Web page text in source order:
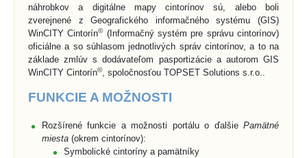
náhrobkov a digitálne mapy cintorínov sú, alebo boli
zverejnené z Geografického informačného systému (GIS)
WinCITY Cintorín©(Informačný systém pre správu cintorínov)
oficiálne a so súhlasom jednotlivých správ cintorínov, a to na
základe zmlúv s dodávateľom pasportizácie a autorom GIS
WinCITY Cintorín©, spoločnosťou TOPSET Solutions s.r.o..
FUNKCIE A MOŽNOSTI
Rozšírené funkcie a možnosti portálu o ďalšie Pamätné
miesta (okrem cintorínov):
Symbolické cintoríny a pamätníky